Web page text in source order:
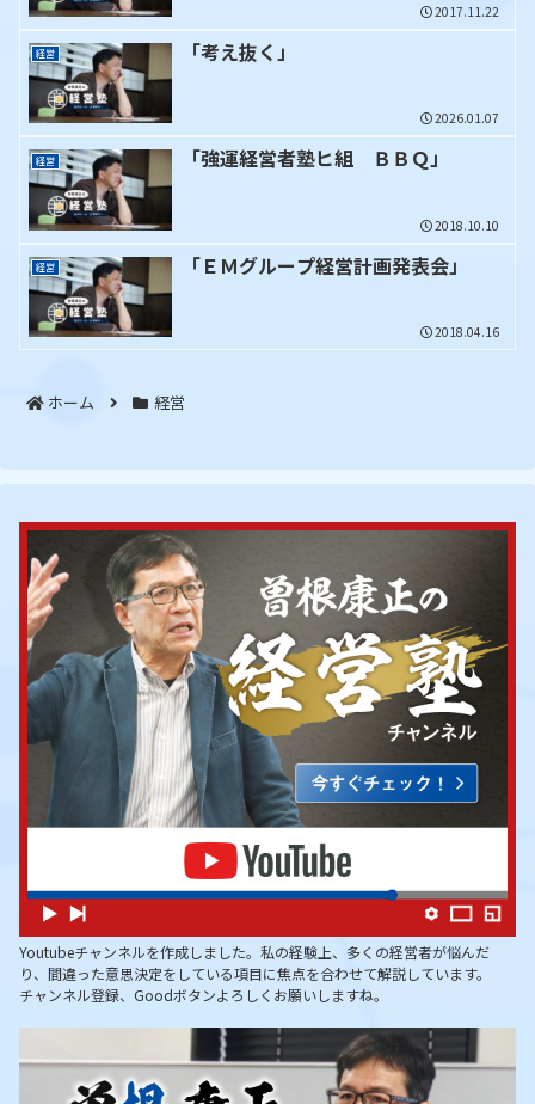
2017.11.22
経営 「考え抜く」
2026.01.07
経営 「強運経営者塾ヒ組 ＢＢＱ」
2018.10.10
経営 「ＥＭグループ経営計画発表会」
2018.04.16
ホーム 経営
Youtubeチャンネルを作成しました。私の経験上、多くの経営者が悩んだ
り、間違った意思決定をしている項目に焦点を合わせて解説しています。
チャンネル登録、Goodボタンよろしくお願いしますね。